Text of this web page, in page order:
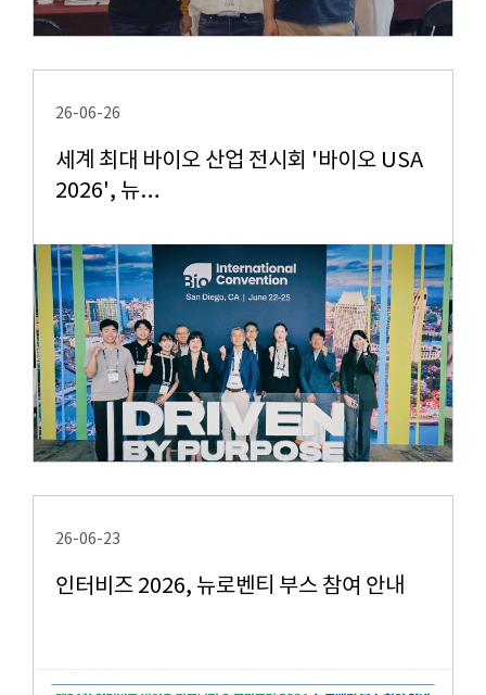
26-06-26
세계 최대 바이오 산업 전시회 '바이오 USA
2026', 뉴…
26-06-23
인터비즈 2026, 뉴로벤티 부스 참여 안내